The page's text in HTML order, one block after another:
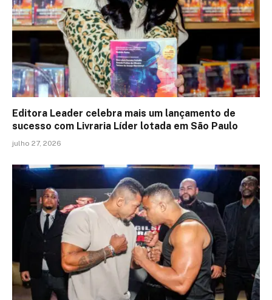
Editora Leader celebra mais um lançamento de
sucesso com Livraria Líder lotada em São Paulo
julho 27, 2026